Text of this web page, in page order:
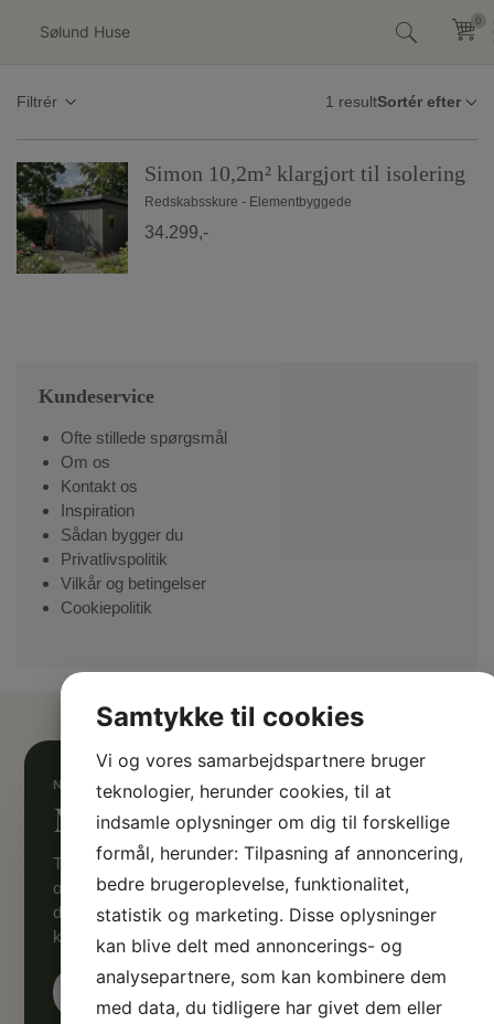
00
Filtrér 1 result
Simon 10,2m² klargjort til isolering
Redskabsskure - Elementbyggede
34.299,-
Kundeservice
Ofte stillede spørgsmål
Om os
Kontakt os
Inspiration
Sådan bygger du
Privatlivspolitik
Vilkår og betingelser
Cookiepolitik
Mangler du inspiration?
Tilmeld dig Sølund Huses nyhedsmail og få inspiration
og gør-det-selv-råd direkte i din indbakke. Vi samler
de bedste artikler med inspirerende historier og
konkrete råd til, hvordan du bygger og indretter.
Samtykke til cookies
Vi og vores samarbejdspartnere bruger
teknologier, herunder cookies, til at
indsamle oplysninger om dig til forskellige
formål, herunder: Tilpasning af annoncering,
bedre brugeroplevelse, funktionalitet,
statistik og marketing. Disse oplysninger
kan blive delt med annoncerings- og
analysepartnere, som kan kombinere dem
med data, du tidligere har givet dem eller